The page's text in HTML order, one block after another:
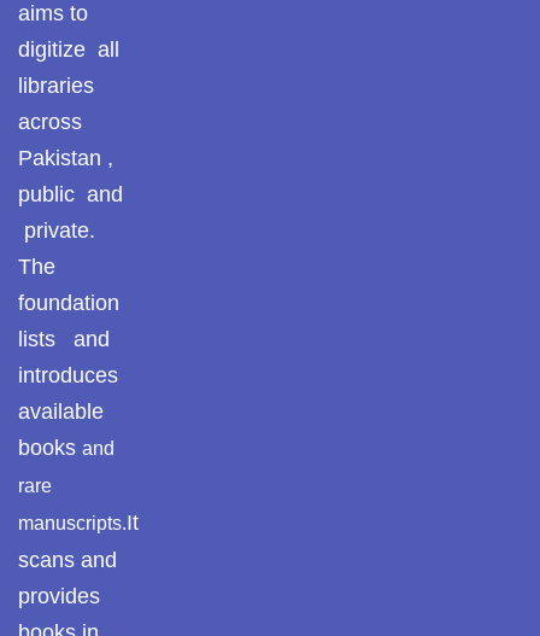
aims to
digitize all
libraries
across
Pakistan ,
public and
private.
The
foundation
lists and
introduces
available
books and
rare
manuscripts.It
scans and
provides